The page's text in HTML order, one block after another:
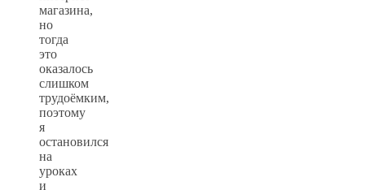
магазина,
но
тогда
это
оказалось
слишком
трудоёмким,
поэтому
я
остановился
на
уроках
и